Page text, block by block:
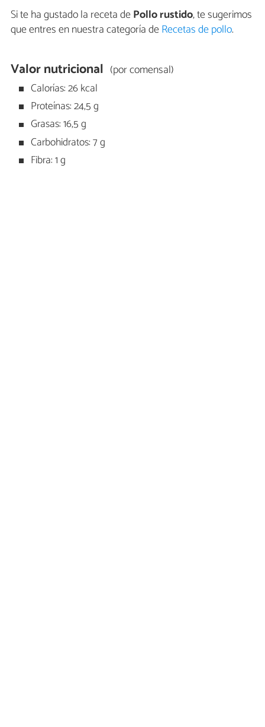
Si te ha gustado la receta dePollo rustido, te sugerimos
que entres en nuestra categoría deRecetas de pollo.
Valor nutricional (por comensal)
Calorías: 26 kcal
Proteínas: 24,5 g
Grasas: 16,5 g
Carbohidratos: 7 g
Fibra: 1 g